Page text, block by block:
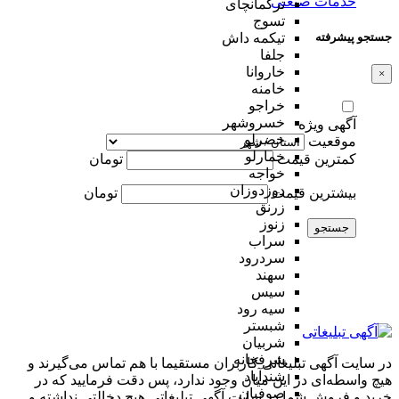
ترکمانچای
تسوج
تیکمه داش
جلفا
خاروانا
خامنه
خراجو
خسروشهر
خضرلو
خمارلو
خواجه
دوزدوزان
زرنق
زنوز
سراب
سردرود
سهند
سیس
سیه رود
شبستر
شربیان
شرفخانه
شندآباد
صوفیان
جستجو پیشرفته
×
آگهی ویژه
موقعیت
کمترین قیمت
تومان
بیشترین قیمت تومان
جستجو
در سایت آگهی تبلیغاتی کاربران مستقیما با هم تماس می‌گیرند و
هیچ واسطه‌ای در این میان وجود ندارد، پس دقت فرمایید که در